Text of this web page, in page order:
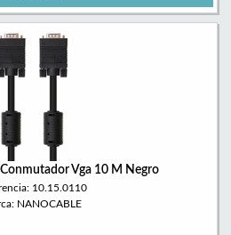
Vga 10 M Negro
10.15.0110
NANOCABLE